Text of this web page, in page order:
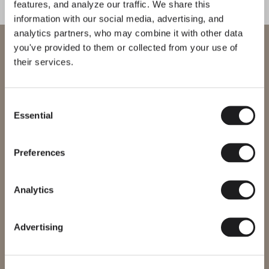
features, and analyze our traffic. We share this
information with our social media, advertising, and
analytics partners, who may combine it with other data
you've provided to them or collected from your use of
their services.
Selection
Essential
Preferences
Analytics
Advertising
SOLUCIONES DE ILUMINACIÓN
Diseño atemporal con máximo impacto: la
lámpara colgante Skan
Bienvenido a Vibia
Selecciona el sitio web correcto para tu región para asegurarte de
certificaciones de seguridad locales. Ten en cuenta que algunos
productos pueden no estar disponibles en todas las regiones.